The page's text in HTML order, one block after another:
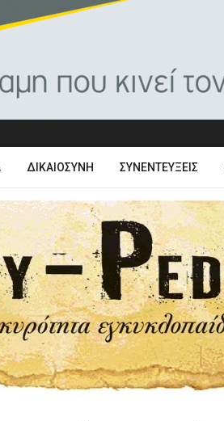
ΔΙΚΑΙΟΣΎΝΗ ΣΥΝΕΝΤΕΎΞΕΙΣ